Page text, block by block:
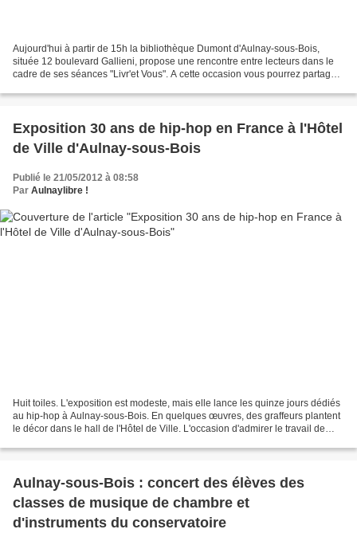
Aujourd'hui à partir de 15h la bibliothèque Dumont d'Aulnay-sous-Bois,
située 12 boulevard Gallieni, propose une rencontre entre lecteurs dans le
cadre de ses séances "Livr'et Vous". A cette occasion vous pourrez partager
Exposition 30 ans de hip-hop en France à l'Hôtel
de Ville d'Aulnay-sous-Bois
Publié le 21/05/2012 à 08:58
Par Aulnaylibre !
Huit toiles. L'exposition est modeste, mais elle lance les quinze jours dédiés
au hip-hop à Aulnay-sous-Bois. En quelques œuvres, des graffeurs plantent
le décor dans le hall de l'Hôtel de Ville. L'occasion d'admirer le travail de
Aulnay-sous-Bois : concert des élèves des
classes de musique de chambre et
d'instruments du conservatoire